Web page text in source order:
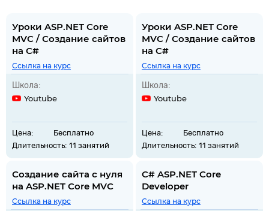
Уроки ASP.NET Core
MVC / Создание сайтов
на C#
Ссылка на курс
Школа:
Youtube
Цена:
Бесплатно
Длительность: 11 занятий
Уроки ASP.NET Core
MVC / Создание сайтов
на C#
Ссылка на курс
Школа:
Youtube
Цена:
Бесплатно
Длительность: 11 занятий
Создание сайта с нуля
на ASP.NET Core MVC
Ссылка на курс
C# ASP.NET Core
Developer
Ссылка на курс